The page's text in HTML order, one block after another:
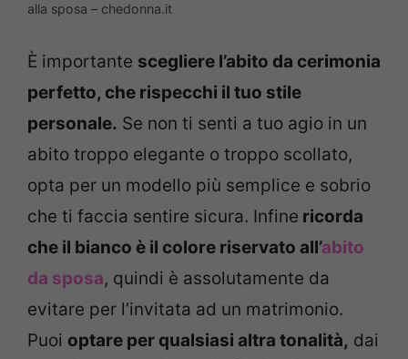
alla sposa – chedonna.it
È importante scegliere l’abito da cerimonia
perfetto, che rispecchi il tuo stile
personale. Se non ti senti a tuo agio in un
abito troppo elegante o troppo scollato,
opta per un modello più semplice e sobrio
che ti faccia sentire sicura. Infine ricorda
che il bianco è il colore riservato all’abito
da sposa, quindi è assolutamente da
evitare per l’invitata ad un matrimonio.
Puoi optare per qualsiasi altra tonalità, dai